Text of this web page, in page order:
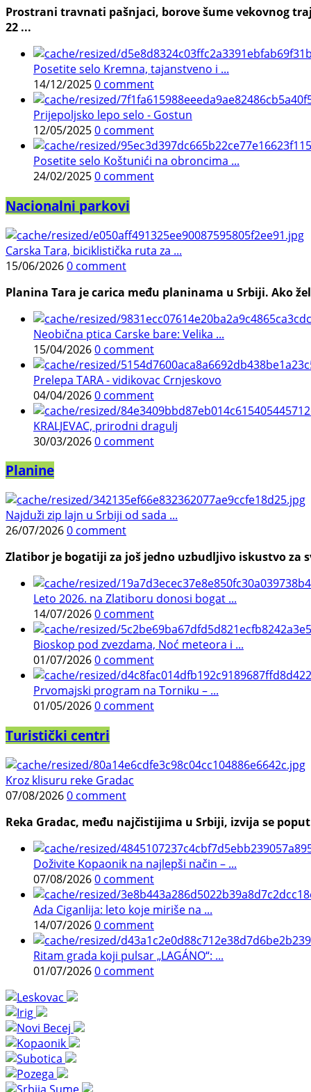
Prostrani travnati pašnjaci, borove šume vekovnog
22 ...
Posetite selo Kremna, tajanstveno i ...
14/12/20250 comment
Prijepoljsko lepo selo - Gostun
12/05/20250 comment
Posetite selo Koštunići na obroncima ...
24/02/20250 comment
Nacionalni parkovi
Carska Tara, biciklistička ruta za ...
15/06/20260 comment
Planina Tara je carica među planinama u Srbiji. Ako
Neobična ptica Carske bare: Velika ...
15/04/20260 comment
Prelepa TARA - vidikovac Crnjeskovo
04/04/20260 comment
KRALJEVAC, prirodni dragulj
30/03/20260 comment
Planine
Najduži zip lajn u Srbiji od sada ...
26/07/20260 comment
Zlatibor je bogatiji za još jedno uzbudljivo iskustvo
Leto 2026. na Zlatiboru donosi bogat ...
14/07/20260 comment
Bioskop pod zvezdama, Noć meteora i ...
01/07/20260 comment
Prvomajski program na Torniku – ...
01/05/20260 comment
Turistički centri
Kroz klisuru reke Gradac
07/08/20260 comment
Reka Gradac, među najčistijima u Srbiji, izvija se
Doživite Kopaonik na najlepši način – ...
07/08/20260 comment
Ada Ciganlija: leto koje miriše na ...
14/07/20260 comment
Ritam grada koji pulsar „LAGÁNO“: ...
01/07/20260 comment